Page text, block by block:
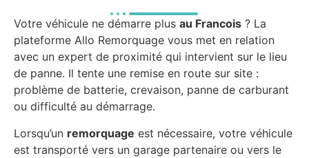
Votre véhicule ne démarre plus au Francois ? La
plateforme Allo Remorquage vous met en relation
avec un expert de proximité qui intervient sur le lieu
de panne. Il tente une remise en route sur site :
problème de batterie, crevaison, panne de carburant
ou difficulté au démarrage.
Lorsqu’un remorquage est nécessaire, votre véhicule
est transporté vers un garage partenaire ou vers le